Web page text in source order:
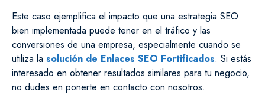
Este caso ejemplifica el impacto que una estrategia SEO
bien implementada puede tener en el tráfico y las
conversiones de una empresa, especialmente cuando se
utiliza la solución de Enlaces SEO Fortificados. Si estás
interesado en obtener resultados similares para tu negocio,
no dudes en ponerte en contacto con nosotros.